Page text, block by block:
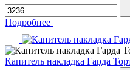
Подробнее
Капитель накладка Гарда